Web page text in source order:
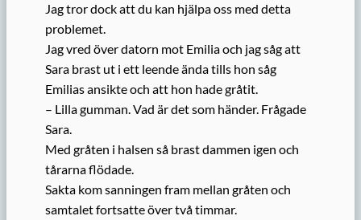
Jag tror dock att du kan hjälpa oss med detta
problemet.
Jag vred över datorn mot Emilia och jag såg att
Sara brast ut i ett leende ända tills hon såg
Emilias ansikte och att hon hade gråtit.
– Lilla gumman. Vad är det som händer. Frågade
Sara.
Med gråten i halsen så brast dammen igen och
tårarna flödade.
Sakta kom sanningen fram mellan gråten och
samtalet fortsatte över två timmar.